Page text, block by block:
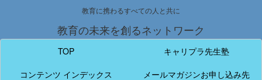
教育に携わるすべての人と共に
教育の未来を創るネットワーク
TOP
キャリプラ先生塾
コンテンツ インデックス
メールマガジンお申し込み先